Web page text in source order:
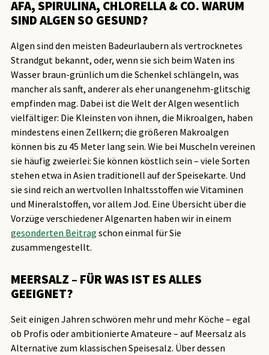
AFA, SPIRULINA, CHLORELLA & CO. WARUM
SIND ALGEN SO GESUND?
Algen sind den meisten Badeurlaubern als vertrocknetes
Strandgut bekannt, oder, wenn sie sich beim Waten ins
Wasser braun-grünlich um die Schenkel schlängeln, was
mancher als sanft, anderer als eher unangenehm-glitschig
empfinden mag. Dabei ist die Welt der Algen wesentlich
vielfältiger: Die Kleinsten von ihnen, die Mikroalgen, haben
mindestens einen Zellkern; die größeren Makroalgen
können bis zu 45 Meter lang sein. Wie bei Muscheln vereinen
sie häufig zweierlei: Sie können köstlich sein – viele Sorten
stehen etwa in Asien traditionell auf der Speisekarte. Und
sie sind reich an wertvollen Inhaltsstoffen wie Vitaminen
und Mineralstoffen, vor allem Jod. Eine Übersicht über die
Vorzüge verschiedener Algenarten haben wir in einem
gesonderten Beitrag schon einmal für Sie
zusammengestellt.
MEERSALZ – FÜR WAS IST ES ALLES
GEEIGNET?
Seit einigen Jahren schwören mehr und mehr Köche – egal
ob Profis oder ambitionierte Amateure – auf Meersalz als
Alternative zum klassischen Speisesalz. Über dessen